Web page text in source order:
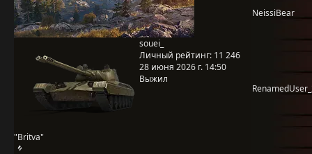
"Britva"
souei_
Личный рейтинг: 11 246
28 июня 2026 г. 14:50
Выжил
NeissiBear